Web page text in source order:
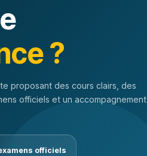
?
proposant des cours clairs, des
officiels et un accompagnement
officiels